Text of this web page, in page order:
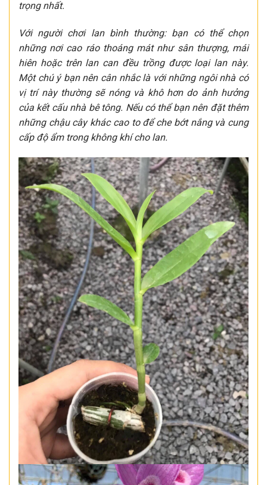
trọng nhất.
Với người chơi lan bình thường: bạn có thể chọn
những nơi cao ráo thoáng mát như sân thượng, mái
hiên hoặc trên lan can đều trồng được loại lan này.
Một chú ý bạn nên cân nhắc là với những ngôi nhà có
vị trí này thường sẽ nóng và khô hơn do ảnh hưởng
của kết cấu nhà bê tông. Nếu có thể bạn nên đặt thêm
những chậu cây khác cao to để che bớt nắng và cung
cấp độ ẩm trong không khí cho lan.